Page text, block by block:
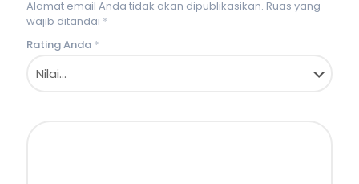
Alamat email Anda tidak akan dipublikasikan. Ruas yang
wajib ditandai *
Rating Anda *